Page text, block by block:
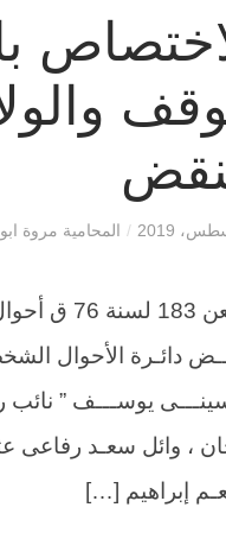
/ المحامية مروة ابو
دائـرة الأحوال
يوســـف ”
، وائل سعـد رفاعى
إبراهيم […]